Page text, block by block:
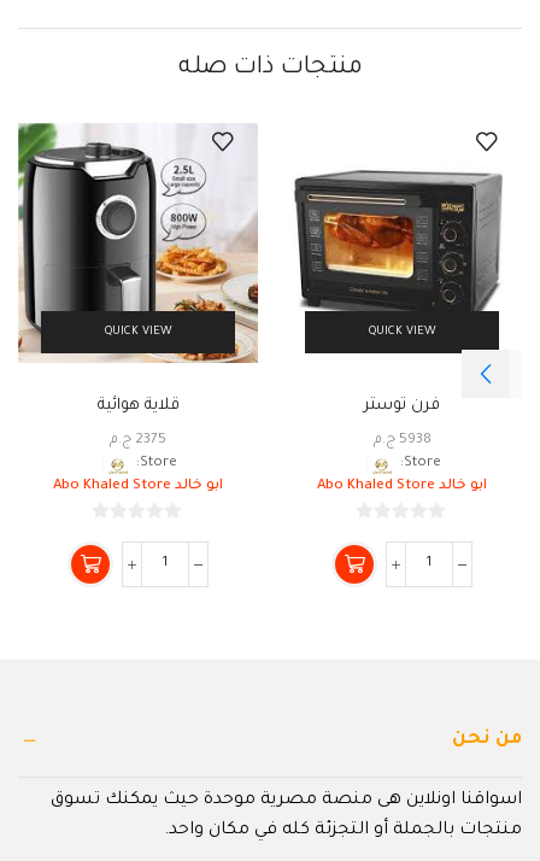
منتجات ذات صله
QUICK VIEW
فرن توستر
5938 ج.م
Store:
ابو خالد Abo Khaled Store
من
5
QUICK VIEW
قلاية هوائية
2375 ج.م
Store:
ابو خالد Abo Khaled Store
من
5
من نحن
اسواقنا اونلاين هى منصة مصرية موحدة حيث يمكنك تسوق
منتجات بالجملة أو التجزئة كله في مكان واحد.